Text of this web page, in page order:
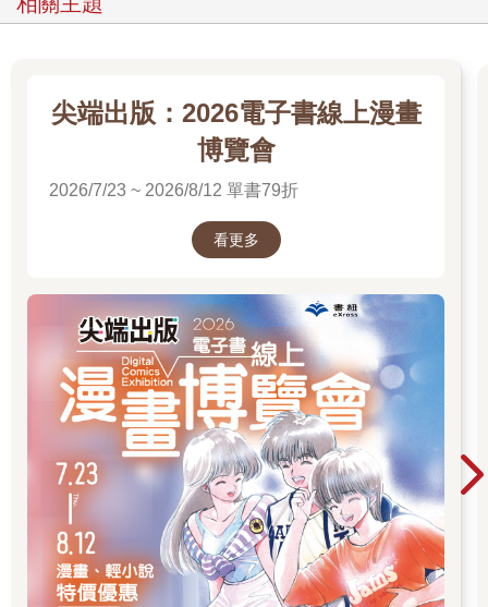
尖端出版：2026電子書線上漫畫
博覽會
2026/7/23 ~ 2026/8/12 單書79折
看更多